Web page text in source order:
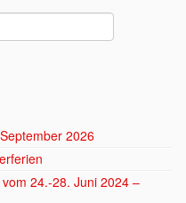
2026
24.-28. Juni 2024 –